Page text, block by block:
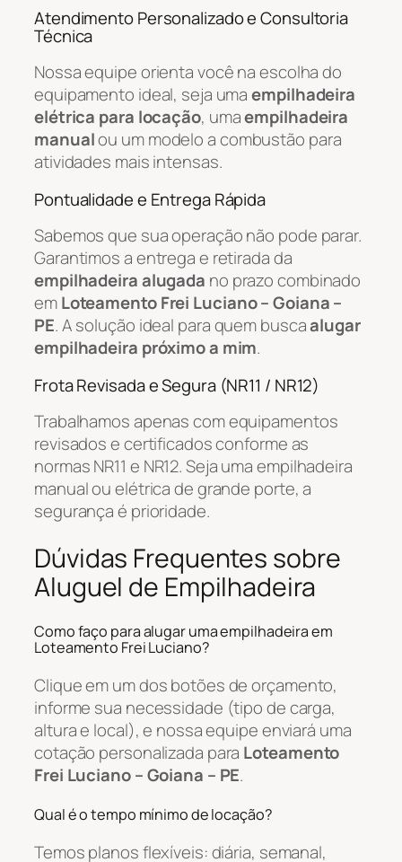
Atendimento Personalizado e Consultoria
Técnica
Nossa equipe orienta você na escolha do
equipamento ideal, seja umaempilhadeira
elétrica para locação, umaempilhadeira
manualou um modelo a combustão para
atividades mais intensas.
Pontualidade e Entrega Rápida
Sabemos que sua operação não pode parar.
Garantimos a entrega e retirada da
empilhadeira alugada no prazo combinado
emLoteamento Frei Luciano – Goiana –
PE. A solução ideal para quem buscaalugar
empilhadeira próximo a mim.
Frota Revisada e Segura (NR11 / NR12)
Trabalhamos apenas com equipamentos
revisados e certificados conforme as
normas NR11 e NR12. Seja uma empilhadeira
manual ou elétrica de grande porte, a
segurança é prioridade.
Dúvidas Frequentes sobre
Aluguel de Empilhadeira
Como faço para alugar uma empilhadeira em
Loteamento Frei Luciano?
Clique em um dos botões de orçamento,
informe sua necessidade (tipo de carga,
altura e local), e nossa equipe enviará uma
cotação personalizada para Loteamento
Frei Luciano – Goiana – PE.
Qual é o tempo mínimo de locação?
Temos planos flexíveis: diária, semanal,